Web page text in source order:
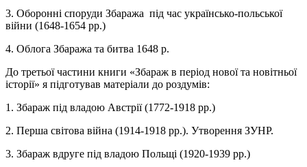
3. Оборонні споруди Збаража під час українсько-польської
війни (1648-1654 рр.)
4. Облога Збаража та битва 1648 р.
До третьої частини книги «Збараж в період нової та новітньої
історії» я підготував матеріали до роздумів:
1. Збараж під владою Австрії (1772-1918 рр.)
2. Перша світова війна (1914-1918 рр.). Утворення ЗУНР.
3. Збараж вдруге під владою Польщі (1920-1939 рр.)